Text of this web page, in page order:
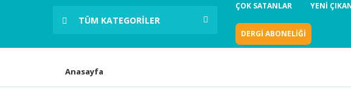
TÜM KATEGORİLER
ÇOK SATANLAR YENİ
DERGİ ABONELİĞİ
Anasayfa